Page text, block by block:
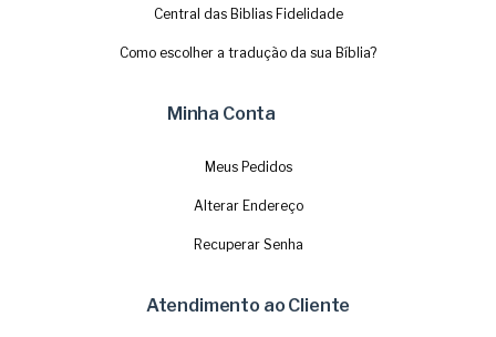
Central das Biblias Fidelidade
Como escolher a tradução da sua Bíblia?
Minha Conta
Meus Pedidos
Alterar Endereço
Recuperar Senha
Atendimento ao Cliente